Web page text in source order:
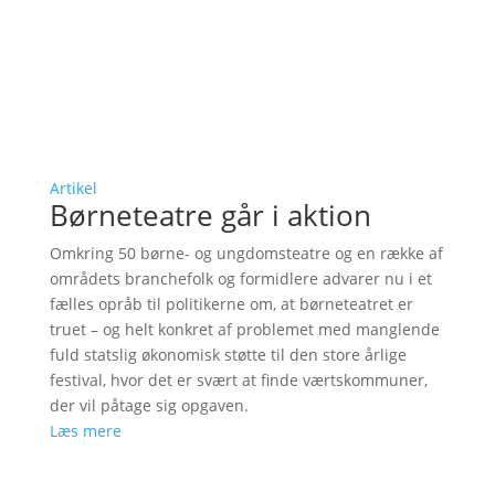
Artikel
Børneteatre går i aktion
Omkring 50 børne- og ungdomsteatre og en række af
områdets branchefolk og formidlere advarer nu i et
fælles opråb til politikerne om, at børneteatret er
truet – og helt konkret af problemet med manglende
fuld statslig økonomisk støtte til den store årlige
festival, hvor det er svært at finde værtskommuner,
der vil påtage sig opgaven.
Læs mere